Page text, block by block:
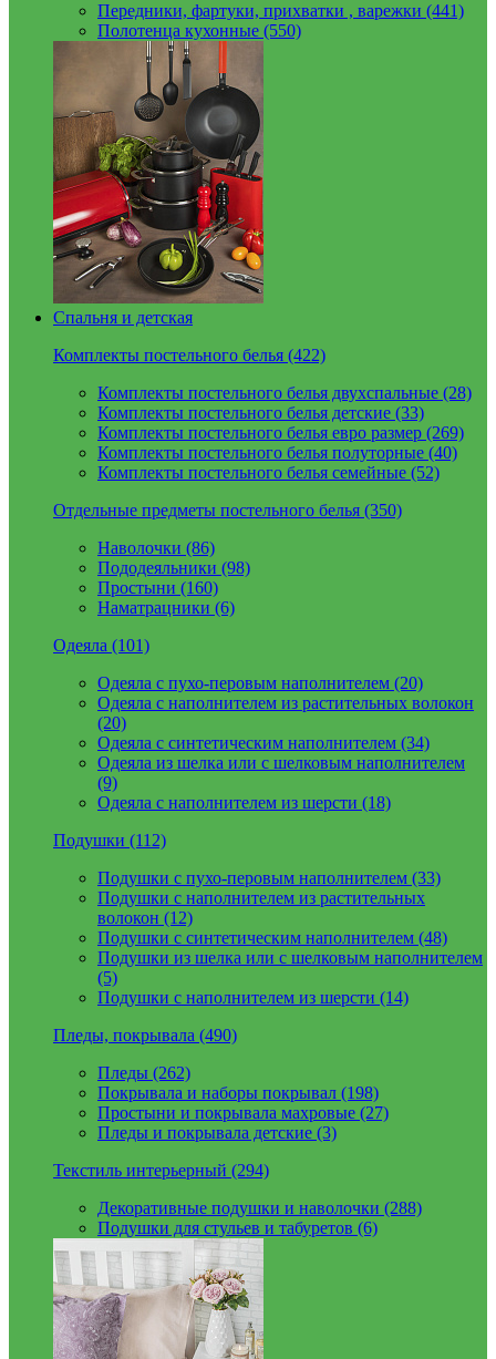
Передники, фартуки, прихватки , варежки (441)
Полотенца кухонные (550)
Спальня и детская
Комплекты постельного белья (422)
Комплекты постельного белья двухспальные (28)
Комплекты постельного белья детские (33)
Комплекты постельного белья евро размер (269)
Комплекты постельного белья полуторные (40)
Комплекты постельного белья семейные (52)
Отдельные предметы постельного белья (350)
Наволочки (86)
Пододеяльники (98)
Простыни (160)
Наматрацники (6)
Одеяла (101)
Одеяла с пухо-перовым наполнителем (20)
Одеяла с наполнителем из растительных волокон
(20)
Одеяла с синтетическим наполнителем (34)
Одеяла из шелка или с шелковым наполнителем
(9)
Одеяла с наполнителем из шерсти (18)
Подушки (112)
Подушки с пухо-перовым наполнителем (33)
Подушки с наполнителем из растительных
волокон (12)
Подушки с синтетическим наполнителем (48)
Подушки из шелка или с шелковым наполнителем
(5)
Подушки с наполнителем из шерсти (14)
Пледы, покрывала (490)
Пледы (262)
Покрывала и наборы покрывал (198)
Простыни и покрывала махровые (27)
Пледы и покрывала детские (3)
Текстиль интерьерный (294)
Декоративные подушки и наволочки (288)
Подушки для стульев и табуретов (6)